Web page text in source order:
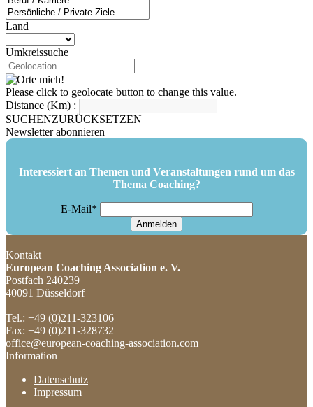
Land
Umkreissuche
Please click to geolocate button to change this value.
Distance (Km) :
SUCHENZURÜCKSETZEN
Newsletter abonnieren
Interessiert an Themen und Veranstaltungen rund um das
Thema Coaching?
E-Mail*
Anmelden
Kontakt
European Coaching Association e. V.
Postfach 240239
40091 Düsseldorf
Tel.: +49 (0)211-323106
Fax: +49 (0)211-328732
office@european-coaching-association.com
Information
Datenschutz
Impressum